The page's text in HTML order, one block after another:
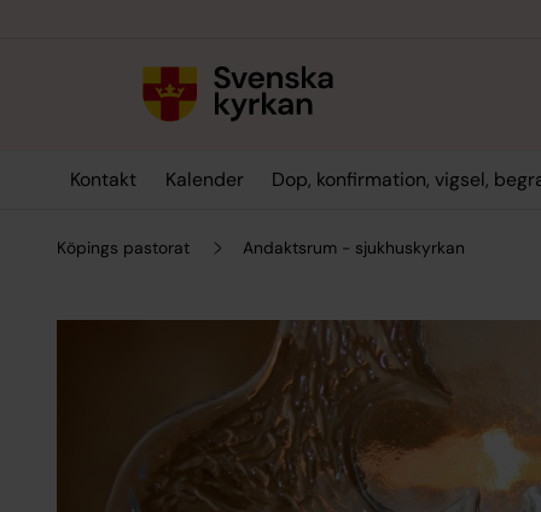
Kontakt Kalender Dop, konfirmation, vigsel,
Köpings pastorat Andaktsrum - sjukhuskyrkan